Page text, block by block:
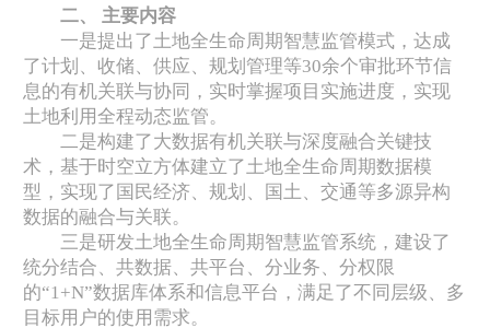
二、 主要内容
一是提出了土地全生命周期智慧监管模式，达成
了计划、收储、供应、规划管理等30余个审批环节信
息的有机关联与协同，实时掌握项目实施进度，实现
土地利用全程动态监管。
二是构建了大数据有机关联与深度融合关键技
术，基于时空立方体建立了土地全生命周期数据模
型，实现了国民经济、规划、国土、交通等多源异构
数据的融合与关联。
三是研发土地全生命周期智慧监管系统，建设了
统分结合、共数据、共平台、分业务、分权限
的“1+N”数据库体系和信息平台，满足了不同层级、多
目标用户的使用需求。